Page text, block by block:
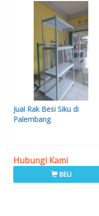
Jual Rak Besi Siku di
Palembang
Hubungi Kami
BELI